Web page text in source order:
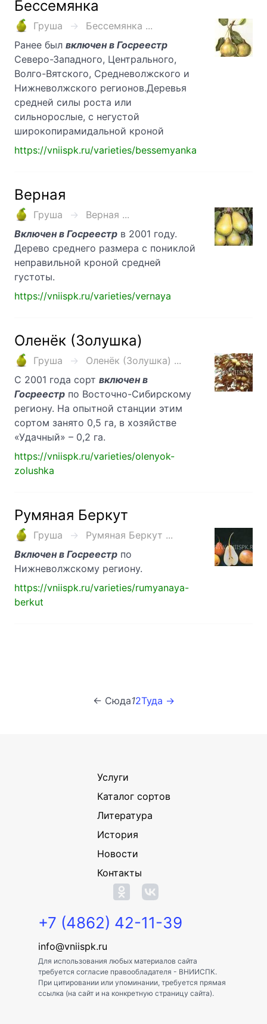
Бессемянка
Груша
Бессемянка ...
Ранее был включен в Госреестр
Северо-Западного, Центрального,
Волго-Вятского, Средневолжского и
Нижневолжского регионов.Деревья
средней силы роста или
сильнорослые, с негустой
широкопирамидальной кроной
https://vniispk.ru/varieties/bessemyanka
Верная
Груша
Верная ...
Включен в Госреестр в 2001 году.
Дерево среднего размера с пониклой
неправильной кроной средней
густоты.
https://vniispk.ru/varieties/vernaya
Оленёк (Золушка)
Груша
Оленёк (Золушка) ...
С 2001 года сорт включен в
Госреестр по Восточно-Сибирскому
региону. На опытной станции этим
сортом занято 0,5 га, в хозяйстве
«Удачный» – 0,2 га.
https://vniispk.ru/varieties/olenyok-
zolushka
Румяная Беркут
Груша
Румяная Беркут ...
Включен в Госреестр по
Нижневолжскому региону.
https://vniispk.ru/varieties/rumyanaya-
berkut
← Сюда12Туда →
Услуги
Каталог сортов
Литература
История
Новости
Контакты
+7 (4862) 42-11-39
info@vniispk.ru
Для использования любых материалов сайта
требуется согласие правообладателя - ВНИИСПК.
При цитировании или упоминании, требуется прямая
ссылка (на сайт и на конкретную страницу сайта).